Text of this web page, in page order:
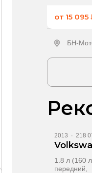
от 15 095
БН-
2013 · 218
1.8 л (160
передний,